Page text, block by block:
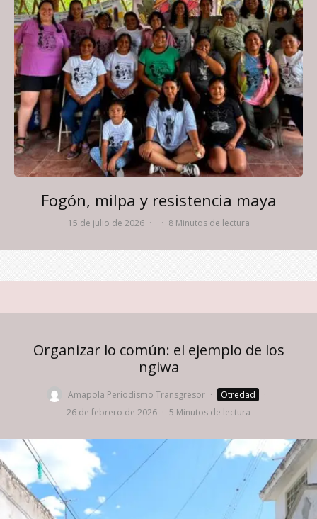
Fogón, milpa y resistencia maya
15 de julio de 2026 · · 8 Minutos de lectura
Organizar lo común: el ejemplo de los
ngiwa
Amapola Periodismo Transgresor · Otredad
·
26 de febrero de 2026 · 5 Minutos de lectura